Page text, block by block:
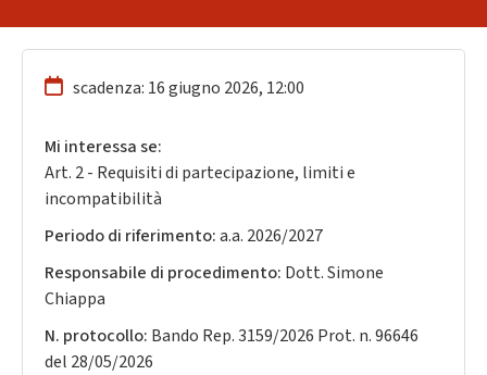
scadenza: 16 giugno 2026, 12:00
Mi interessa se:
Art. 2 - Requisiti di partecipazione, limiti e
incompatibilità
Periodo di riferimento:a.a. 2026/2027
Responsabile di procedimento: Dott. Simone
Chiappa
N. protocollo: Bando Rep. 3159/2026 Prot. n. 96646
del 28/05/2026